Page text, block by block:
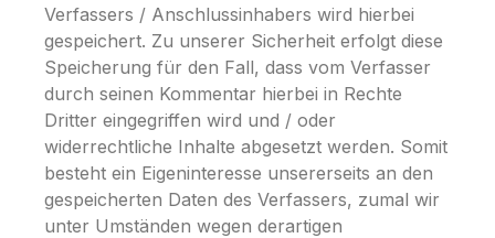
Verfassers / Anschlussinhabers wird hierbei
gespeichert. Zu unserer Sicherheit erfolgt diese
Speicherung für den Fall, dass vom Verfasser
durch seinen Kommentar hierbei in Rechte
Dritter eingegriffen wird und / oder
widerrechtliche Inhalte abgesetzt werden. Somit
besteht ein Eigeninteresse unsererseits an den
gespeicherten Daten des Verfassers, zumal wir
unter Umständen wegen derartigen